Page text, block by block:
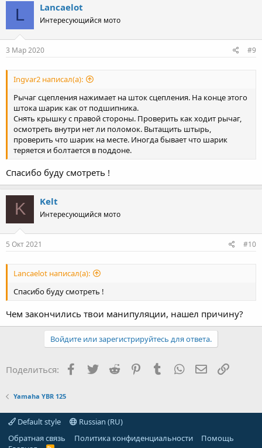
L Lancaelot
Интересующийся мото
3 Мар 2020 #9
Ingvar2 написал(а):
Рычаг сцепления нажимает на шток сцепления. На конце этого
штока шарик как от подшипника.
Снять крышку с правой стороны. Проверить как ходит рычаг,
осмотреть внутри нет ли поломок. Вытащить штырь,
проверить что шарик на месте. Иногда бывает что шарик
теряется и болтается в поддоне.
Спасибо буду смотреть !
K Kelt
Интересующийся мото
5 Окт 2021 #10
Lancaelot написал(а):
Спасибо буду смотреть !
Чем закончились твои манипуляции, нашел причину?
Войдите или зарегистрируйтесь для ответа.
Поделиться: Facebook
TwitterReddit PinterestTumblr WhatsApp Ссылка
Yamaha YBR 125
Default style
Russian (RU)
Обратная связь
Политика конфиденциальности
Помощь